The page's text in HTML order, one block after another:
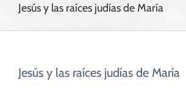
PARROQUIA
Jesús y las raíces judías de María
Jesús y las raíces judías de María